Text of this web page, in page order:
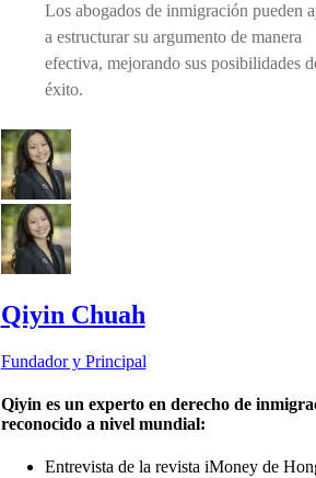
Los abogados de inmigración pueden
a estructurar su argumento de manera
efectiva, mejorando sus posibilidades
éxito.
Qiyin Chuah
Fundador y Principal
Qiyin es un experto en derecho de
reconocido a nivel mundial:
Entrevista de la revista iMoney de